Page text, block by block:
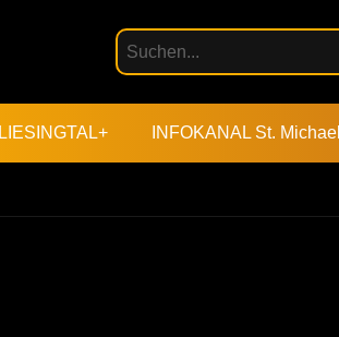
LIESINGTAL+ INFOKANAL St. Michael